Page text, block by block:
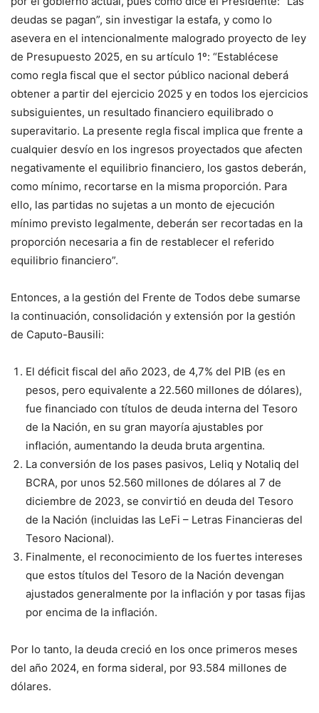
deudas se pagan”, sin investigar la estafa, y como lo
asevera en el intencionalmente malogrado proyecto de ley
de Presupuesto 2025, en su artículo 1º: “Establécese
como regla fiscal que el sector público nacional deberá
obtener a partir del ejercicio 2025 y en todos los ejercicios
subsiguientes, un resultado financiero equilibrado o
superavitario. La presente regla fiscal implica que frente a
cualquier desvío en los ingresos proyectados que afecten
negativamente el equilibrio financiero, los gastos deberán,
como mínimo, recortarse en la misma proporción. Para
ello, las partidas no sujetas a un monto de ejecución
mínimo previsto legalmente, deberán ser recortadas en la
proporción necesaria a fin de restablecer el referido
equilibrio financiero”.
Entonces, a la gestión del Frente de Todos debe sumarse
la continuación, consolidación y extensión por la gestión
de Caputo-Bausili:
El déficit fiscal del año 2023, de 4,7% del PIB (es en
pesos, pero equivalente a 22.560 millones de dólares),
fue financiado con títulos de deuda interna del Tesoro
de la Nación, en su gran mayoría ajustables por
inflación, aumentando la deuda bruta argentina.
La conversión de los pases pasivos, Leliq y Notaliq del
BCRA, por unos 52.560 millones de dólares al 7 de
diciembre de 2023, se convirtió en deuda del Tesoro
de la Nación (incluidas las LeFi – Letras Financieras del
Tesoro Nacional).
Finalmente, el reconocimiento de los fuertes intereses
que estos títulos del Tesoro de la Nación devengan
ajustados generalmente por la inflación y por tasas fijas
por encima de la inflación.
Por lo tanto, la deuda creció en los once primeros meses
del año 2024, en forma sideral, por 93.584 millones de
dólares.